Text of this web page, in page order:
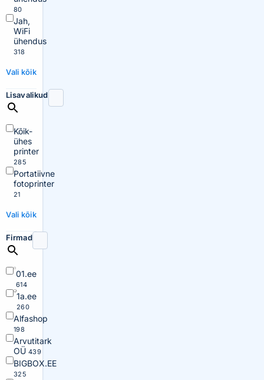
80
Jah,
WiFi
ühendus
318
Vali kõik
Lisavalikud
Kõik-
ühes
printer
285
Portatiivne
fotoprinter
21
Vali kõik
Firmad
01.ee
614
1a.ee
260
Alfashop
198
Arvutitark
OÜ 439
BIGBOX.EE
325